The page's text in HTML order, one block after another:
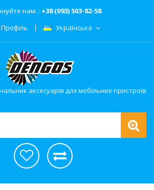
нам: : +38 (093) 503-82-58
Українська
аксесуарів для мобільних пристроїв